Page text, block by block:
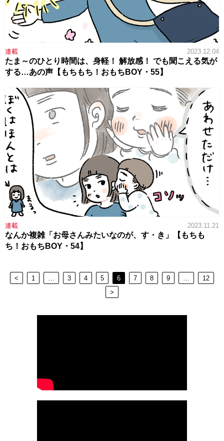
連載 2023.12.04
たま～のひとり時間は、身軽！ 解放感！ でも聞こえる気が
する…あの声【もちもち！おもちBOY・55】
連載 2023.11.21
なんか複雑「お母さんみたいなのが、す・き」【もちも
ち！おもちBOY・54】
< 1 3 4 5 6 7 8 9
12
>